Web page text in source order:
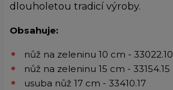
dlouholetou tradicí výroby.
Obsahuje:
nůž na zeleninu 10 cm - 33022.10
nůž na zeleninu 15 cm - 33154.15
usuba nůž 17 cm - 33410.17